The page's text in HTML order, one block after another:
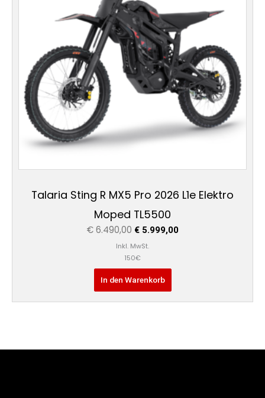
Talaria Sting R MX5 Pro 2026 L1e Elektro
Moped TL5500
€6.490,00 € 5.999,00
Inkl. MwSt.
150€
In den Warenkorb